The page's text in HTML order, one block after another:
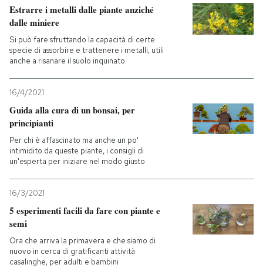
Estrarre i metalli dalle piante anziché
dalle miniere
Si può fare sfruttando la capacità di certe
specie di assorbire e trattenere i metalli, utili
anche a risanare il suolo inquinato
16/4/2021
Guida alla cura di un bonsai, per
principianti
Per chi è affascinato ma anche un po'
intimidito da queste piante, i consigli di
un'esperta per iniziare nel modo giusto
16/3/2021
5 esperimenti facili da fare con piante e
semi
Ora che arriva la primavera e che siamo di
nuovo in cerca di gratificanti attività
casalinghe, per adulti e bambini